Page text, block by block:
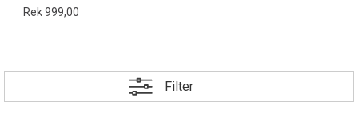
Rek 999,00
Filter